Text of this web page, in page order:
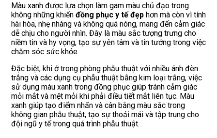
Màu xanh được lựa chọn làm gam màu chủ đạo trong
không những khiến đồng phục y tế đẹp hơn mà còn vì tính
hài hòa, nhẹ nhàng và không quá nóng, mang đến cảm giác
dễ chịu cho người nhìn. Đây là màu sắc tượng trưng cho
niềm tin và hy vọng, tạo sự yên tâm và tin tưởng trong việc
chăm sóc sức khỏe.
Đặc biệt, khi ở trong phòng phẫu thuật với nhiều ánh đèn
trắng và các dụng cụ phẫu thuật bằng kim loại trắng, việc
sử dụng màu xanh trong đồng phục giúp tránh cảm giác
mỏi mắt và mệt mỏi khi phải điều tiết mắt liên tục. Màu
xanh giúp tạo điểm nhấn và cân bằng màu sắc trong
không gian phẫu thuật, tạo sự thoải mái và tập trung cho
đội ngũ y tế trong quá trình phẫu thuật.